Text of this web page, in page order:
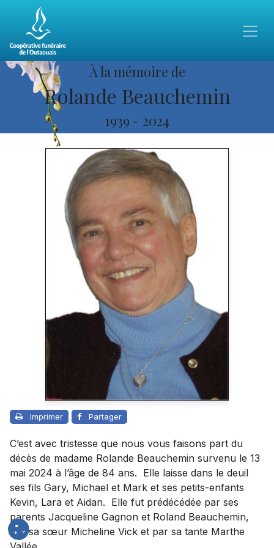
À la mémoire de
Rolande Beauchemin
1939 - 2024
Imprimer Partager
C’est avec tristesse que nous vous faisons part du
décès de madame Rolande Beauchemin survenu le 13
mai 2024 à l’âge de 84 ans. Elle laisse dans le deuil
ses fils Gary, Michael et Mark et ses petits-enfants
Kevin, Lara et Aidan. Elle fut prédécédée par ses
parents Jacqueline Gagnon et Roland Beauchemin,
par sa sœur Micheline Vick et par sa tante Marthe